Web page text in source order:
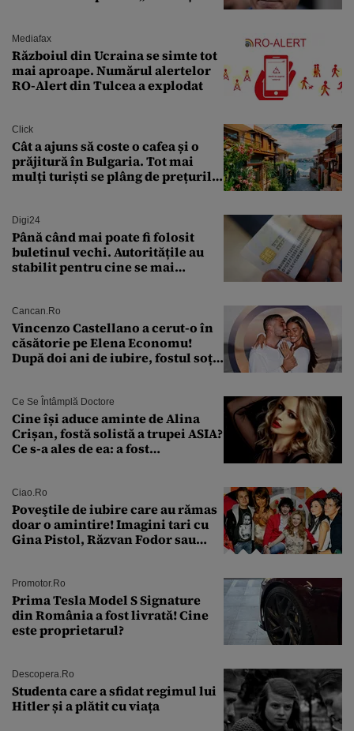
Mediafax
Războiul din Ucraina se simte tot
mai aproape. Numărul alertelor
RO-Alert din Tulcea a explodat
Click
Cât a ajuns să coste o cafea și o
prăjitură în Bulgaria. Tot mai
mulți turiști se plâng de prețurile
Digi24
Până când mai poate fi folosit
buletinul vechi. Autoritățile au
stabilit pentru cine se mai
Cancan.ro
Vincenzo Castellano a cerut-o în
căsătorie pe Elena Economu!
După doi ani de iubire, fostul soț
Ce Se Întâmplă Doctore
Cine își aduce aminte de Alina
Crișan, fostă solistă a trupei ASIA?
Ce s-a ales de ea: a fost
Ciao.ro
Poveştile de iubire care au rămas
doar o amintire! Imagini tari cu
Gina Pistol, Răzvan Fodor sau
Promotor.ro
Prima Tesla Model S Signature
din România a fost livrată! Cine
este proprietarul?
Descopera.ro
Studenta care a sfidat regimul lui
Hitler și a plătit cu viața